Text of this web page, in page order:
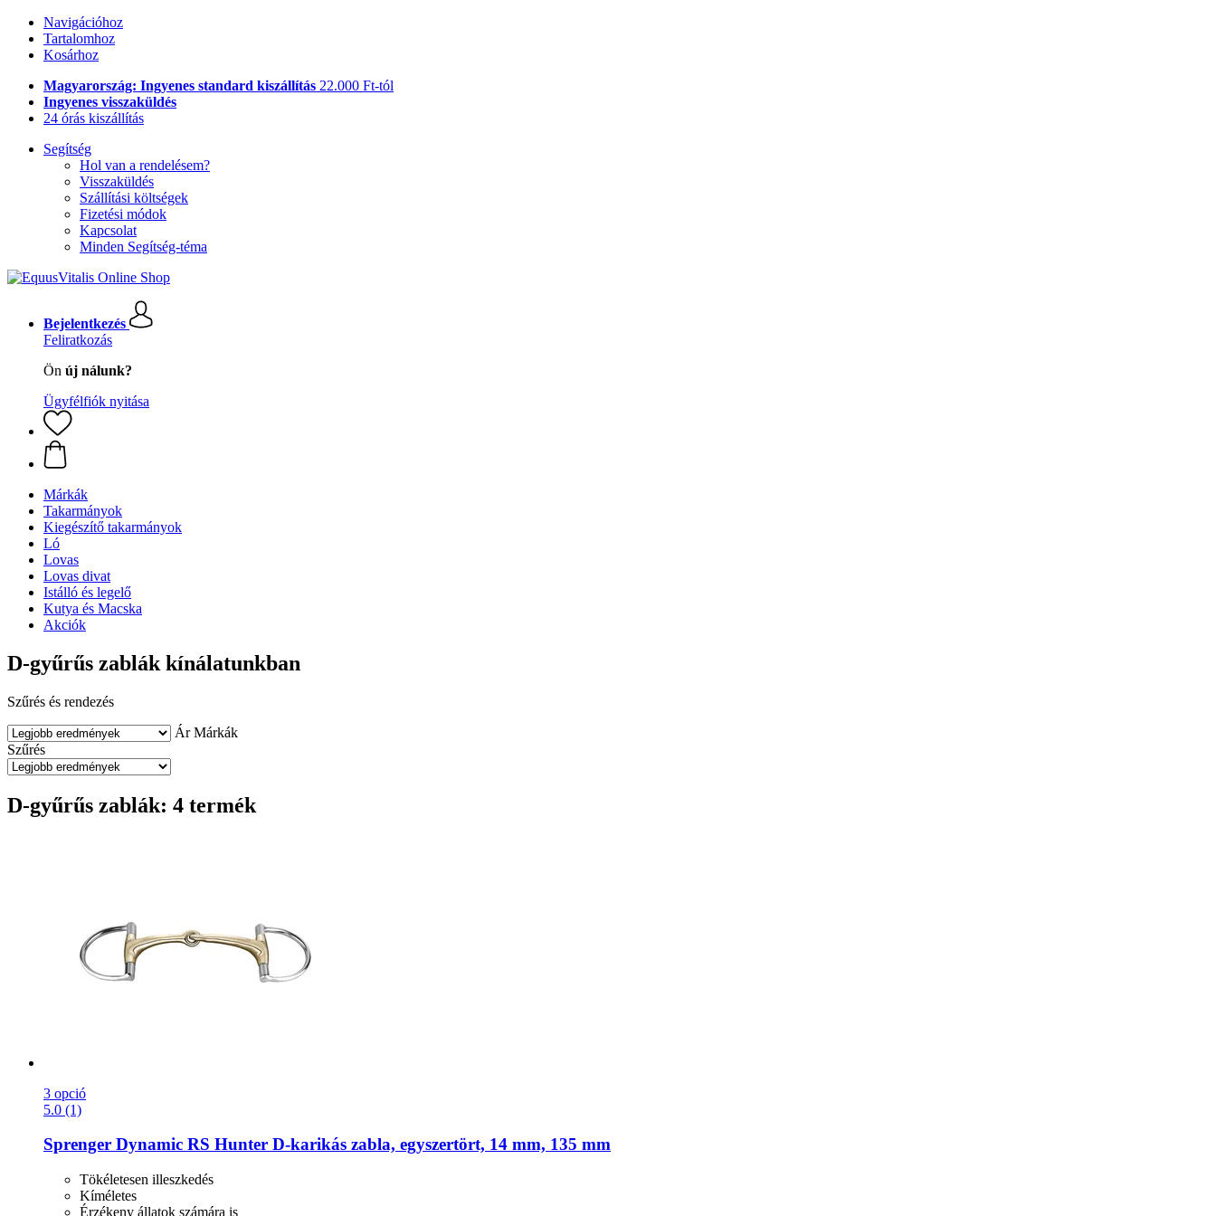
Navigációhoz
Tartalomhoz
Kosárhoz
Magyarország: Ingyenes standard kiszállítás 22.000 Ft-tól
Ingyenes visszaküldés
24 órás kiszállítás
Segítség
Hol van a rendelésem?
Visszaküldés
Szállítási költségek
Fizetési módok
Kapcsolat
Minden Segítség-téma
Bejelentkezés
Feliratkozás
Ön új nálunk?
Ügyfélfiók nyitása
Márkák
Takarmányok
Kiegészítő takarmányok
Ló
Lovas
Lovas divat
Istálló és legelő
Kutya és Macska
Akciók
D-gyűrűs zablák kínálatunkban
Szűrés és rendezés
Ár Márkák
Szűrés
D-gyűrűs zablák: 4 termék
3 opció
5.0 (1)
Sprenger Dynamic RS Hunter D-​karikás zabla, egyszertört, 14 mm, 135 mm
Tökéletesen illeszkedés
Kíméletes
Érzékeny állatok számára is